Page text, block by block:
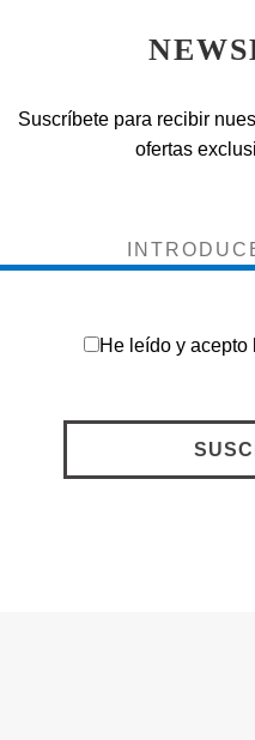
Suscríbete para recibir
ofertas
He leído y acepto